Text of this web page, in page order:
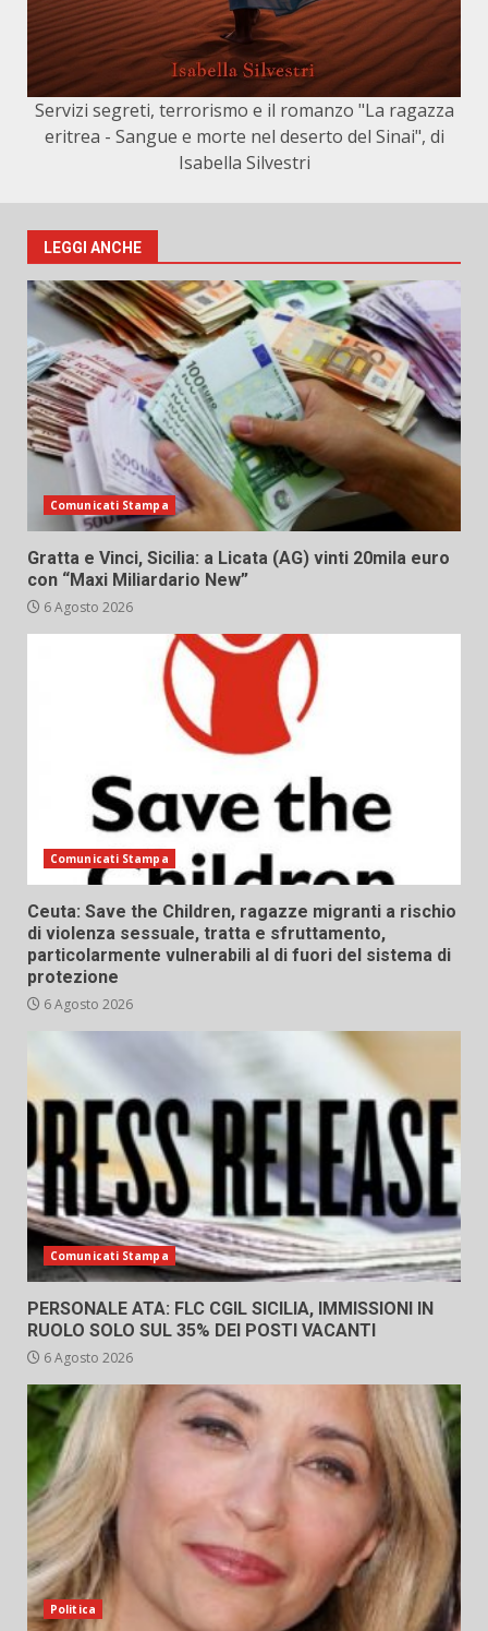
Servizi segreti, terrorismo e il romanzo "La ragazza
eritrea - Sangue e morte nel deserto del Sinai", di
Isabella Silvestri
LEGGI ANCHE
Comunicati Stampa
Gratta e Vinci, Sicilia: a Licata (AG) vinti 20mila euro
con “Maxi Miliardario New”
6 Agosto 2026
Comunicati Stampa
Ceuta: Save the Children, ragazze migranti a rischio
di violenza sessuale, tratta e sfruttamento,
particolarmente vulnerabili al di fuori del sistema di
protezione
6 Agosto 2026
Comunicati Stampa
PERSONALE ATA: FLC CGIL SICILIA, IMMISSIONI IN
RUOLO SOLO SUL 35% DEI POSTI VACANTI
6 Agosto 2026
Politica